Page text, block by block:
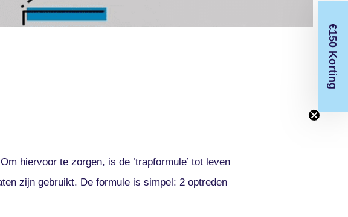
hiervoor te zorgen, is de ’trapformule’ tot leven
zijn gebruikt. De formule is simpel: 2 optreden
€150 Korting